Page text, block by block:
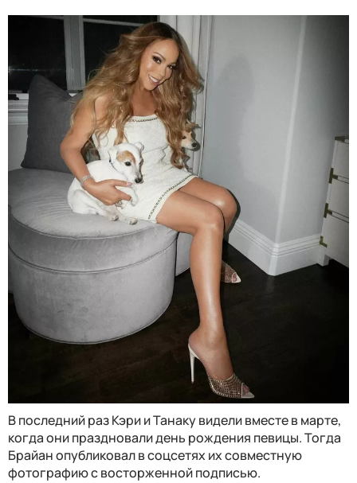
В последний раз Кэри и Танаку видели вместе в марте,
когда они праздновали день рождения певицы. Тогда
Брайан опубликовал в соцсетях их совместную
фотографию с восторженной подписью.